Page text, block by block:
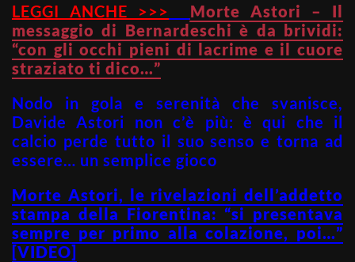
LEGGI ANCHE >>>
Morte Astori – Il
messaggio di Bernardeschi è da brividi:
“con gli occhi pieni di lacrime e il cuore
straziato ti dico…”
Nodo in gola e serenità che svanisce,
Davide Astori non c’è più: è qui che il
calcio perde tutto il suo senso e torna ad
essere… un semplice gioco
Morte Astori, le rivelazioni dell’addetto
stampa della Fiorentina: “si presentava
sempre per primo alla colazione, poi…”
[VIDEO]